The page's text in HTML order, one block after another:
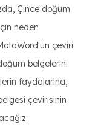
Çince doğum
neden
çeviri
belgelerini
faydalarına,
çevirisinin